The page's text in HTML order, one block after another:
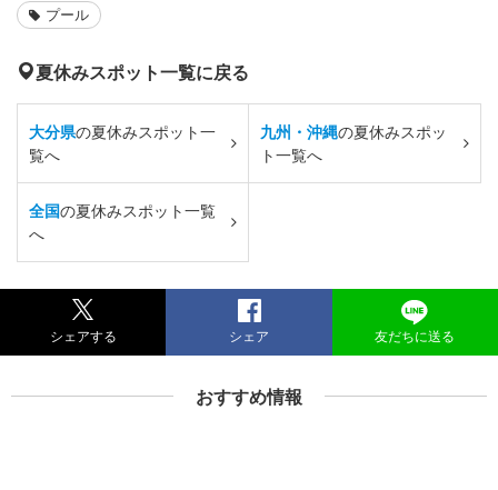
プール
夏休みスポット一覧に戻る
大分県の夏休みスポット一
覧へ
九州・沖縄の夏休みスポッ
ト一覧へ
全国の夏休みスポット一覧
へ
シェアする シェア 友だちに送る
おすすめ情報